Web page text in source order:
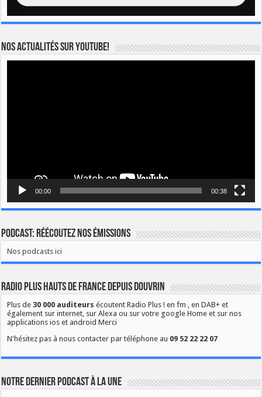
Nos actualités sur YOUTUBE!
00:00 00:38
Podcast: Réécoutez nos émissions
Nos podcasts ici
Radio Plus Hauts de France depuis Douvrin
Plus de30 000 auditeurs écoutent Radio Plus ! en fm , en DAB+ et
également sur internet, sur Alexa ou sur votre google Home et sur nos
applications ios et android Merci
N'hésitez pas à nous contacter par téléphone au 09 52 22 22 07
Notre dernier podcast à la une